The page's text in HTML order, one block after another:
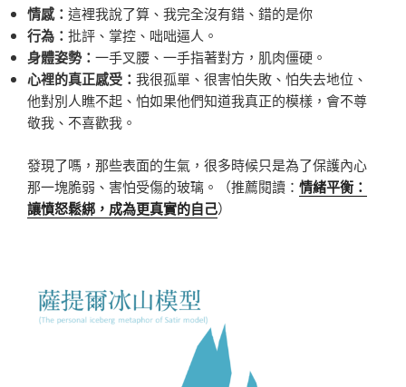
情感： 這裡我說了算、我完全沒有錯、錯的是你
行為： 批評、掌控、咄咄逼人。
身體姿勢： 一手叉腰、一手指著對方，肌肉僵硬。
心裡的真正感受： 我很孤單、很害怕失敗、怕失去地位、
他對別人瞧不起、怕如果他們知道我真正的模樣，會不尊
敬我、不喜歡我。
發現了嗎，那些表面的生氣，很多時候只是為了保護內心
那一塊脆弱、害怕受傷的玻璃。（推薦閱讀： 情緒平衡：
讓憤怒鬆綁，成為更真實的自己）